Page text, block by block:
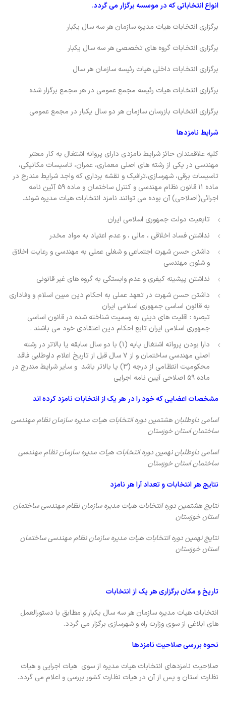
انواع انتخاباتی که در موسسه برگزار می گردد.
برگزاری انتخابات هیات مدیره سازمان هر سه سال یکبار
برگزاری انتخابات گروه های تخصصی هر سه سال یکبار
برگزاری انتخابات داخلی هیات رئیسه سازمان هر سال
برگزاری انتخابات هیات رئیسه مجمع عمومی در هر مجمع برگزار شده
برگزاری انتخابات بازرسان سازمان هر دو سال یکبار در مجمع عمومی
شرایط نامزدها
کلیه علاقمندان حائز شرایط نامزدی دارای پروانه اشتغال به کار معتبر
مهندسی در یکی از رشته های اصلی معماری، عمران، تاسیسات مکانیکی،
تاسیسات برقی، شهرسازی،ترافیک و نقشه برداری که واجد شرایط مندرج در
ماده ۱۱ قانون نظام مهندسی و کنترل ساختمان و ماده ۵۹ آئین نامه
اجرائی(اصلاحی) آن بوده می توانند نامزد انتخابات هیات مدیره شوند.
تابعیت دولت جمهوری اسلامی ایران
نداشتن فساد اخلاقی ، مالی ، و عدم اعتیاد به مواد مخدر
داشتن حسن شهرت اجتماعی و شغلی عملی به مهندسی و رعایت اخلاق
و شئون مهندسی
نداشتن پیشینه کیفری و عدم وابستگی به گروه های غیر قانونی
داشتن حسن شهرت در تعهد عملی به احکام دین مبین اسلام و وفاداری
به قانون اساسی جمهوری اسلامی ایران
تبصره : اقلیت های دینی به رسمیت شناخته شده در قانون اساسی
جمهوری اسلامی ایران تابع احکام دین اعتقادی خود می باشند .
دارا بودن پروانه اشتغال پایه (۱) با دو سال سابقه یا بالاتر در رشته
اصلی مهندسی ساختمان و از ۷ سال قبل از تاریخ اعلام داوطلبی فاقد
محکومیت انتظامی از درجه (۳) یا بالاتر باشد و سایر شرایط مندرج در
ماده ۵۹ اصلاحی آیین نامه اجرایی
مشخصات اعضایی که خود را در هر یک از انتخابات نامزد کرده اند
اسامی داوطلبان هشتمین دوره انتخابات هیات مدیره سازمان نظام مهندسی
ساختمان استان خوزستان
اسامی داوطلبان نهمین دوره انتخابات هیات مدیره سازمان نظام مهندسی
ساختمان استان خوزستان
نتایج هر انتخابات و تعداد آرا هر نامزد
نتایج هشتمین دوره انتخابات هیات مدیره سازمان نظام مهندسی ساختمان
استان خوزستان
نتایج نهمین دوره انتخابات هیات مدیره سازمان نظام مهندسی ساختمان
استان خوزستان
تاریخ و مکان برگزاری هر یک از انتخابات
انتخابات هیات مدیره سازمان هر سه سال یکبار و مطابق با دستورالعمل
های ابلاغی از سوی وزارت راه و شهرسازی برگزار می گردد.
نحوه بررسی صلاحیت نامزدها
صلاحیت نامزدهای انتخابات هیات مدیره از سوی هیات اجرایی و هیات
نظارت استان و پس از آن در هیات نظارت کشور بررسی و اعلام می گردد.